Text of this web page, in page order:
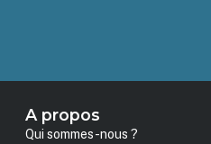
A propos
Qui sommes-nous ?